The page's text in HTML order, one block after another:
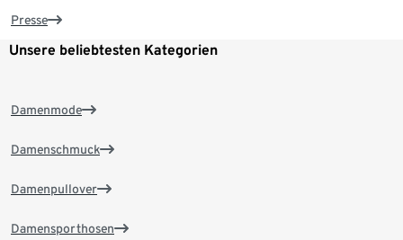
Presse
Unsere beliebtesten Kategorien
Damenmode
Damenschmuck
Damenpullover
Damensporthosen